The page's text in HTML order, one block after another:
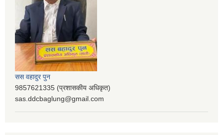
सस वहादुर पुन
9857621335 (प्रशासकीय अधिकृत)
sas.ddcbaglung@gmail.com